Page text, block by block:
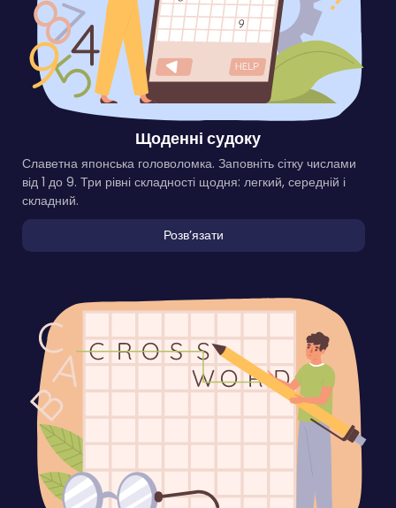
Щоденні судоку
Славетна японська головоломка. Заповніть сітку числами
від 1 до 9. Три рівні складності щодня: легкий, середній і
складний.
Розвʼязати